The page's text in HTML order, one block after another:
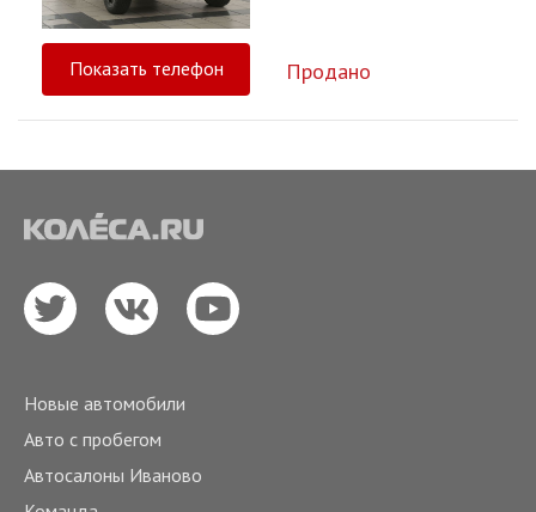
Показать телефон Продано
Новые автомобили
Авто с пробегом
Автосалоны Иваново